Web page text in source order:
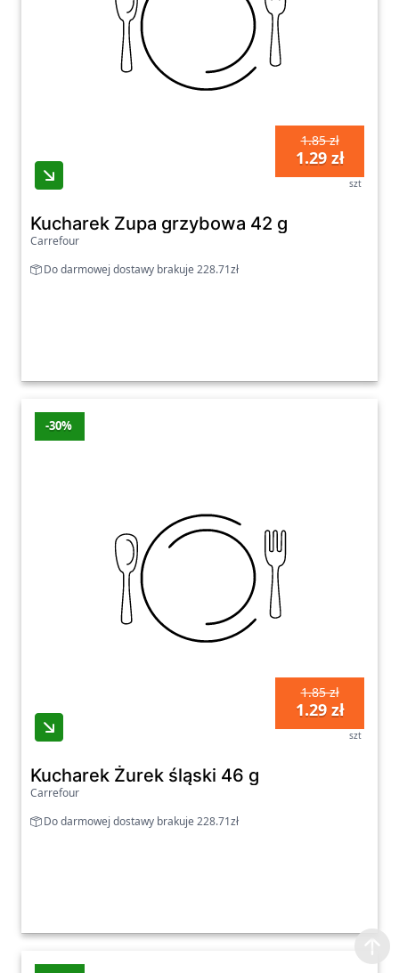
1.85 zł
1.29 zł
szt
Kucharek Zupa grzybowa 42 g
Carrefour
Do darmowej dostawy brakuje 228.71zł
-30%
1.85 zł
1.29 zł
szt
Kucharek Żurek śląski 46 g
Carrefour
Do darmowej dostawy brakuje 228.71zł